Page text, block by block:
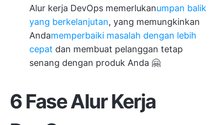
Alur kerja DevOps memerlukanumpan balik
yang berkelanjutan, yang memungkinkan
Andamemperbaiki masalah dengan lebih
cepat dan membuat pelanggan tetap
senang dengan produk Anda 🤗
6 Fase Alur Kerja